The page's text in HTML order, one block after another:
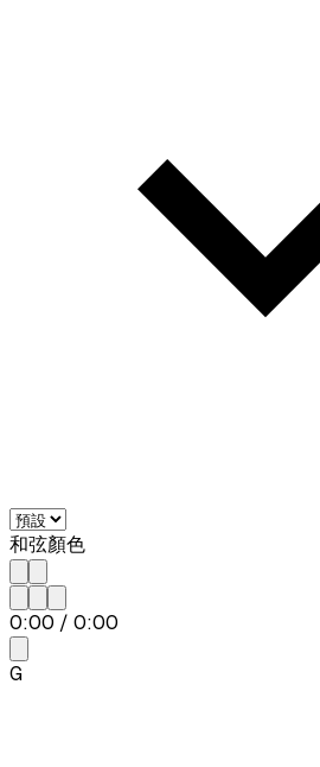
和弦顏色
0:00 / 0:00
G